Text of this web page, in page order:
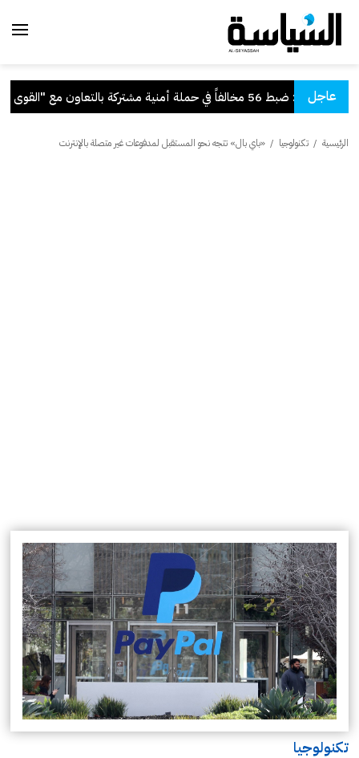
عاجل
ضبط 56 مخالفاً في حملة أمنية مشتركة بالتعاون مع "القوى العاملة"
الرئيسية / تكنولوجيا / «باي بال» تتجه نحو المستقبل لمدفوعات غير متصلة بالإنترنت
تكنولوجيا